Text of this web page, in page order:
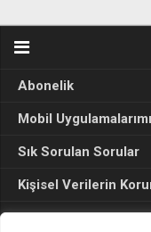
Abonelik
Mobil
Sık Sorulan Sorular
Kişisel Verilerin
Seçim Sonuçları